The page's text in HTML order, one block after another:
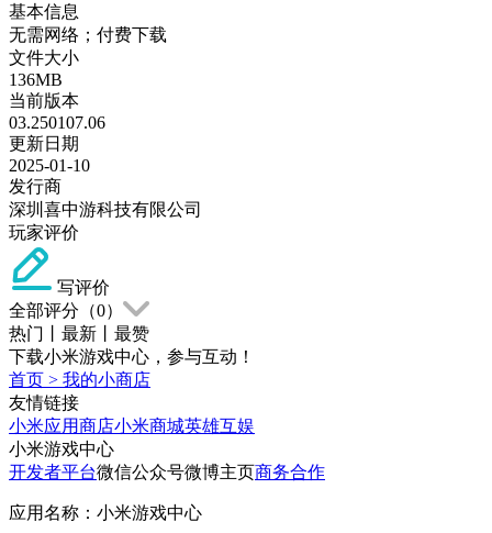
基本信息
无需网络；付费下载
文件大小
136MB
当前版本
03.250107.06
更新日期
2025-01-10
发行商
深圳喜中游科技有限公司
玩家评价
写评价
全部评分（0）
热门
最新
最赞
下载小米游戏中心，参与互动！
首页 > 我的小商店
友情链接
小米应用商店小米商城英雄互娱
小米游戏中心
开发者平台微信公众号微博主页商务合作
应用名称：小米游戏中心